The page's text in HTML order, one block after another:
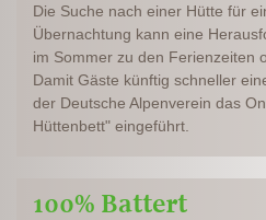
Die Suche nach einer Hütte für
Übernachtung kann eine
im Sommer zu den Ferienzeiten
Damit Gäste künftig schneller
der Deutsche Alpenverein das
Hüttenbett" eingeführt.
100% Battert